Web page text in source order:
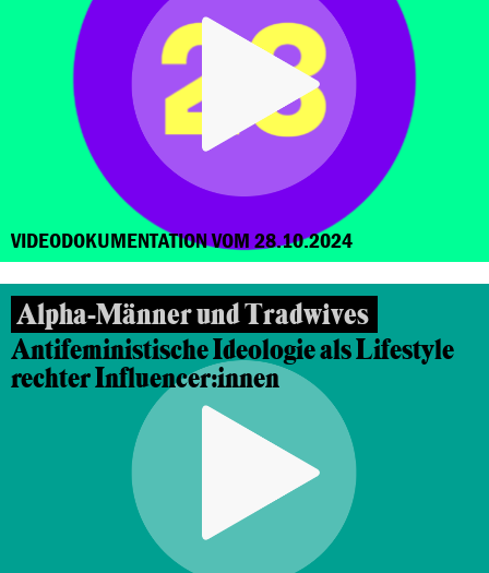
VIDEODOKUMENTATION VOM 28.10.2024
Alpha-Männer und Tradwives
Antifeministische Ideologie als Lifestyle
rechter Influencer:innen